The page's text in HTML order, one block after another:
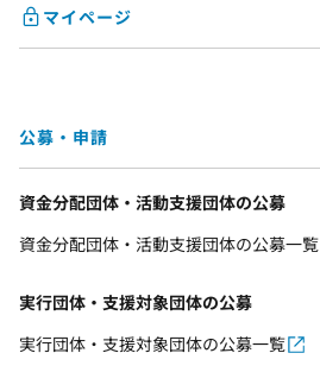
マイページ
公募・申請
資金分配団体・活動支援団体の公募
資金分配団体・活動支援団体の公募一覧
実行団体・支援対象団体の公募
実行団体・支援対象団体の公募一覧